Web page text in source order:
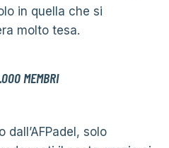
in quella che si
molto tesa.
MEMBRI
solo